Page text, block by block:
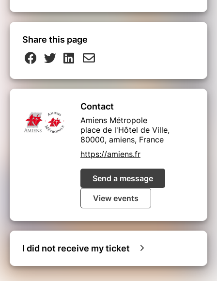
Share this page
Contact
Amiens Métropole
place de l'Hôtel de Ville,
80000, amiens, France
https://amiens.fr
Send a message
View events
I did not receive my ticket